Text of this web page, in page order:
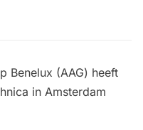
Benelux (AAG) heeft
in Amsterdam